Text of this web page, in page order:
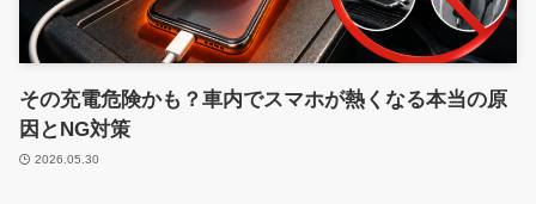
その充電危険かも？車内でスマホが熱くなる本当の原
因とNG対策
2026.05.30